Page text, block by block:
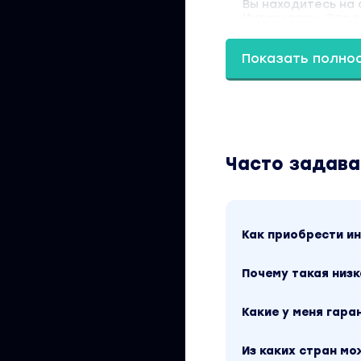
Вы находитесь
Материал
рублей.
Показать
Часто
Как приобрести
Почему такая
Какие у меня
Из каких стран